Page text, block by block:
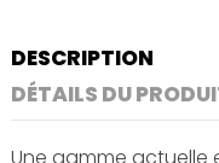
DESCRIPTION
DÉTAILS DU